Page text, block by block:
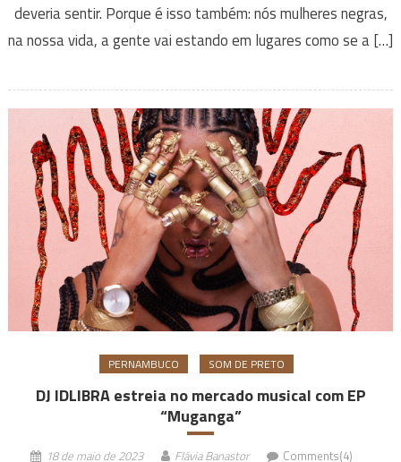
deveria sentir. Porque é isso também: nós mulheres negras,
na nossa vida, a gente vai estando em lugares como se a […]
PERNAMBUCO SOM DE PRETO
DJ IDLIBRA estreia no mercado musical com EP
“Muganga”
18 de maio de 2023 Flávia Banastor Comments(4)